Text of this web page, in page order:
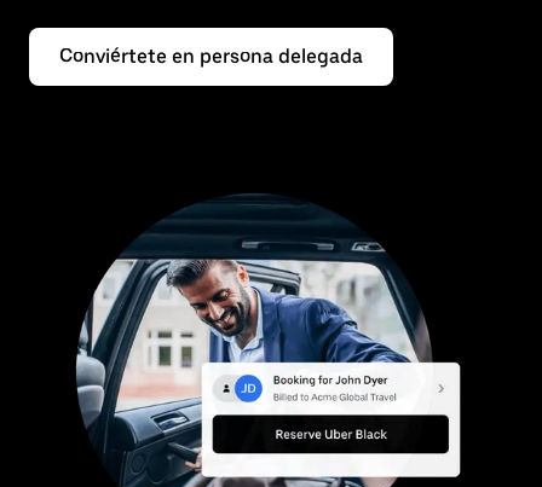
Conviértete en persona delegada